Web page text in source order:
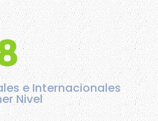
e Internacionales
Nivel